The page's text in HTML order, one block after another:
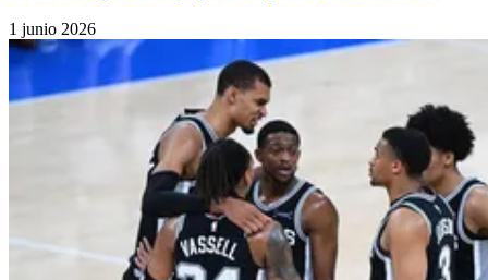
1 junio 2026